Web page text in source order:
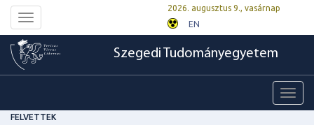
Toggle
navigation
2026. augusztus 9., vasárnap
EN
Szegedi Tudományegyetem
FELVETTEK